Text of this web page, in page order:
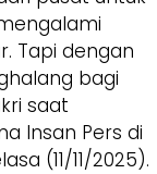
Tapi dengan
bagi
saat
Insan Pers di
(11/11/2025).